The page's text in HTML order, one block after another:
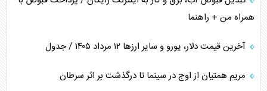
همراه من + راهنما
آخرین قیمت دلار، یورو و سایر ارز‌ها ۱۲ مرداد ۱۴۰۵ / جدول
مریم همتیان از اوج در سینما تا درگذشت بر اثر سرطان